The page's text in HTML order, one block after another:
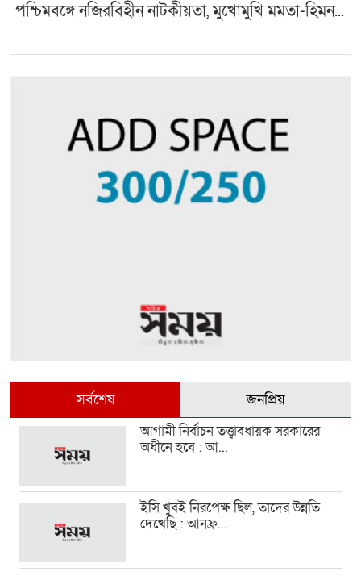
পশ্চিমবঙ্গে নজিরবিহীন নাটকীয়তা, মুখোমুখি মমতা-হিমন...
সর্বশেষ
জনপ্রিয়
আগামী নির্বাচন তত্ত্বাবধায়ক সরকারের
অধীনে হবে : আ...
ইসি খুবই নিরপেক্ষ ছিল, তাদের উন্নতি
দেখেছি : আনফ্র...